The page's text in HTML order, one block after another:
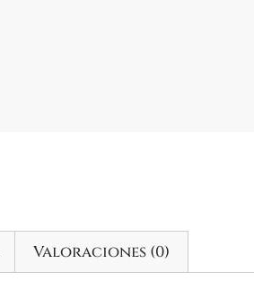
Valoraciones (0)